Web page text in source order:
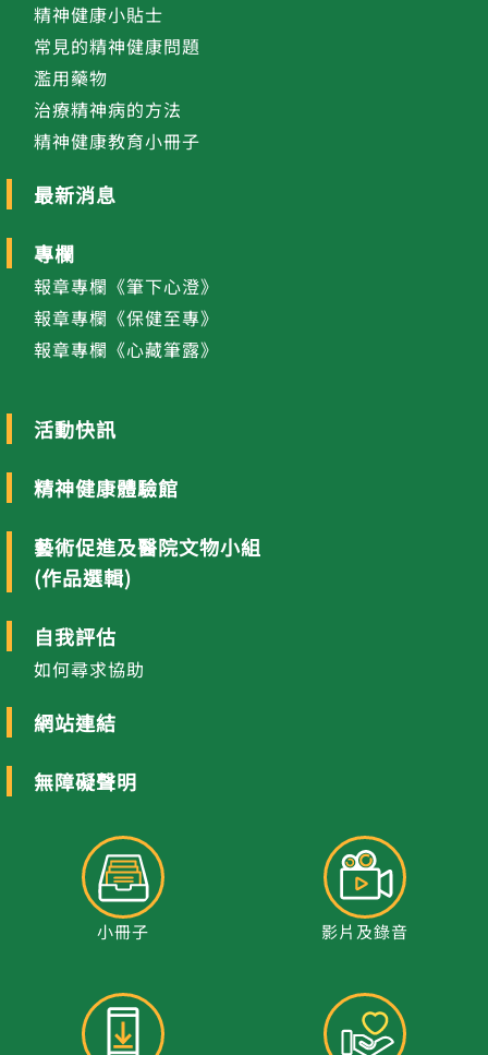
精神健康小貼士
常見的精神健康問題
濫用藥物
治療精神病的方法
精神健康教育小冊子
最新消息
專欄
報章專欄《筆下心澄》
報章專欄《保健至專》
報章專欄《心藏筆露》
活動快訊
精神健康體驗館
藝術促進及醫院文物小組
(作品選輯)
自我評估
如何尋求協助
網站連結
無障礙聲明
小冊子 影片及錄音